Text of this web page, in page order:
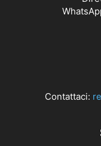
Contattaci: